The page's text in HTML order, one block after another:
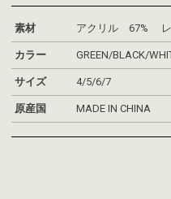
素材 アクリル 67% レ
カラー GREEN/BLACK/
サイズ 4/5/6/7
原産国 MADE IN CHINA